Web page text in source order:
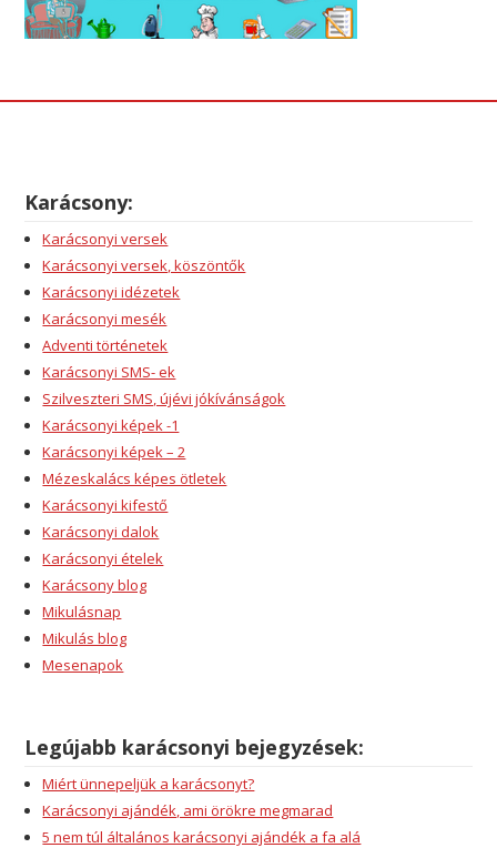
Karácsony:
Karácsonyi versek
Karácsonyi versek, köszöntők
Karácsonyi idézetek
Karácsonyi mesék
Adventi történetek
Karácsonyi SMS- ek
Szilveszteri SMS, újévi jókívánságok
Karácsonyi képek -1
Karácsonyi képek – 2
Mézeskalács képes ötletek
Karácsonyi kifestő
Karácsonyi dalok
Karácsonyi ételek
Karácsony blog
Mikulásnap
Mikulás blog
Mesenapok
Legújabb karácsonyi bejegyzések:
Miért ünnepeljük a karácsonyt?
Karácsonyi ajándék, ami örökre megmarad
5 nem túl általános karácsonyi ajándék a fa alá